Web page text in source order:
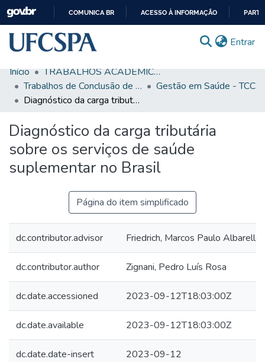
CONTEÚDO
COMUNICA BR ACESSO À INFORMAÇÃO
Entrar
Comunidades & Coleções
Busca Facetada
Estatísticas
Autoarquivamento
Sobre o RI-UFCSPA
Ajuda
Início
TRABALHOS ACADÊMICOS
Trabalhos de Conclusão de Curso de Graduação
Gestão em Saúde - TCC
Diagnóstico da carga tributária sobre os serviços de saúde suplementar no Brasil
Diagnóstico da carga tributária
sobre os serviços de saúde
suplementar no Brasil
Página do item simplificado
dc.contributor.advisor Friedrich, Marcos Paulo Albarello
dc.contributor.author Zignani, Pedro Luís Rosa
dc.date.accessioned 2023-09-12T18:03:00Z
dc.date.available 2023-09-12T18:03:00Z
dc.date.date-insert 2023-09-12